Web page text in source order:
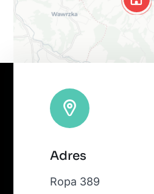
|Map tiles by
OpenStreetMap, under ODbL.
Adres
Ropa 389